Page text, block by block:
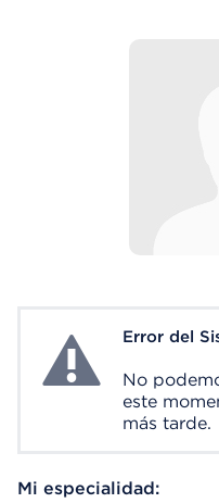
System ErrorError del
No
este
más tarde.
Mi especialidad: